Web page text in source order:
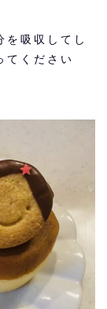
を吸収してし
てください